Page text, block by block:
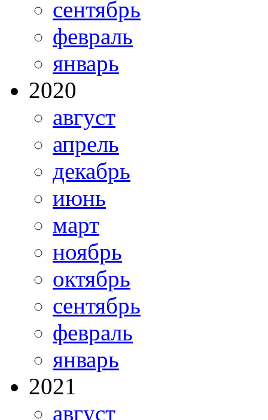
сентябрь
февраль
январь
2020
август
апрель
декабрь
июнь
март
ноябрь
октябрь
сентябрь
февраль
январь
2021
август